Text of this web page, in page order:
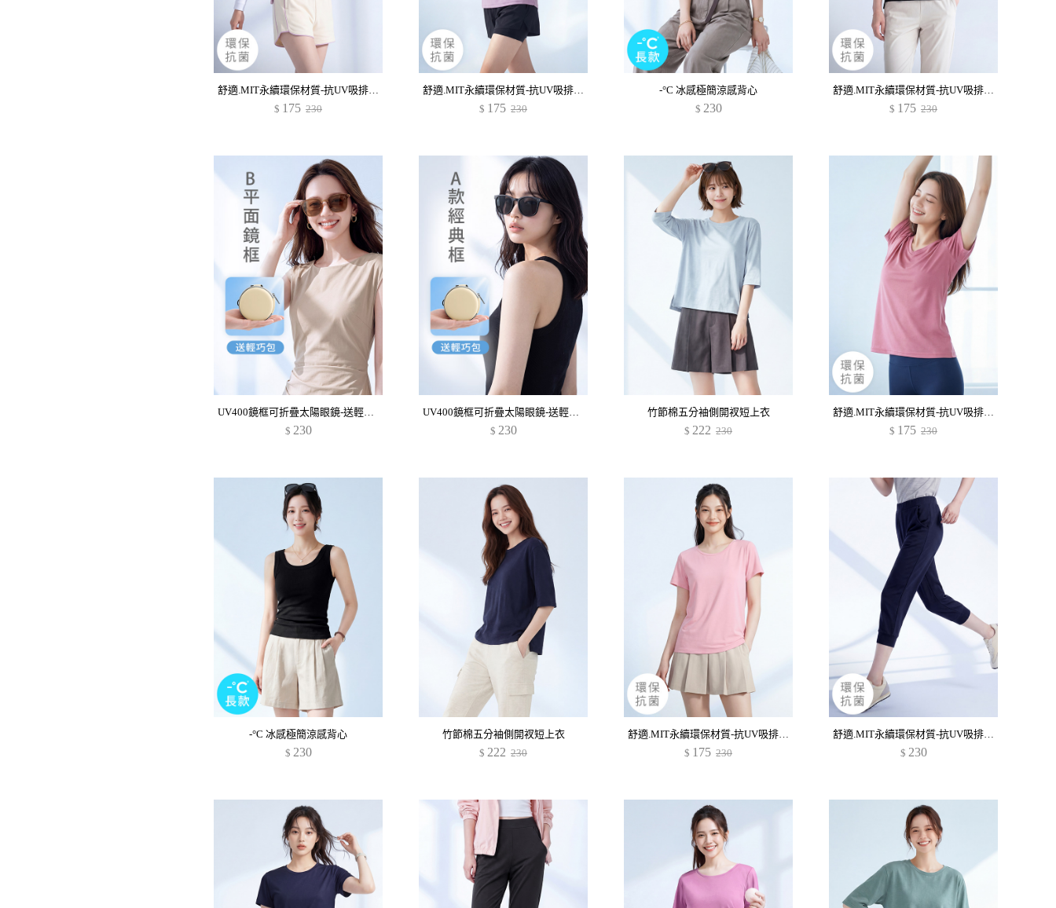
舒適.MIT永續環保材質-抗UV吸排抗菌短版上衣
$ 175 230
舒適.MIT永續環保材質-抗UV吸排抗菌V領上衣
$ 175 230
-°C 冰感極簡涼感背心
$ 230
舒適.MIT永續環保材質-抗UV吸排抗菌短版上衣
$ 175 230
UV400鏡框可折疊太陽眼鏡-送輕巧包
$ 230
UV400鏡框可折疊太陽眼鏡-送輕巧包
$ 230
竹節棉五分袖側開衩短上衣
$ 222 230
舒適.MIT永續環保材質-抗UV吸排抗菌V領上衣
$ 175 230
-°C 冰感極簡涼感背心
$ 230
竹節棉五分袖側開衩短上衣
$ 222 230
舒適.MIT永續環保材質-抗UV吸排抗菌圓領上衣
$ 175 230
舒適.MIT永續環保材質-抗UV吸排抗菌束口七分褲
$ 230